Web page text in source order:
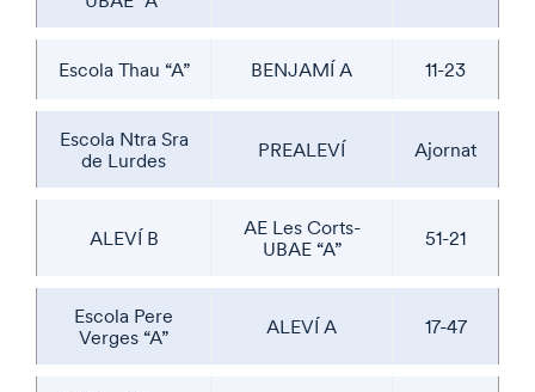
Escola Thau “A” BENJAMÍ A 11-23
Escola Ntra Sra
de Lurdes
PREALEVÍ Ajornat
ALEVÍ B
AE Les Corts-
UBAE “A”
51-21
Escola Pere
Verges “A”
ALEVÍ A 17-47